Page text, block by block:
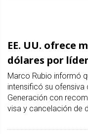
EE. UU. ofrece
dólares por
Marco Rubio informó
intensificó su ofensiva
Generación con
visa y cancelación de